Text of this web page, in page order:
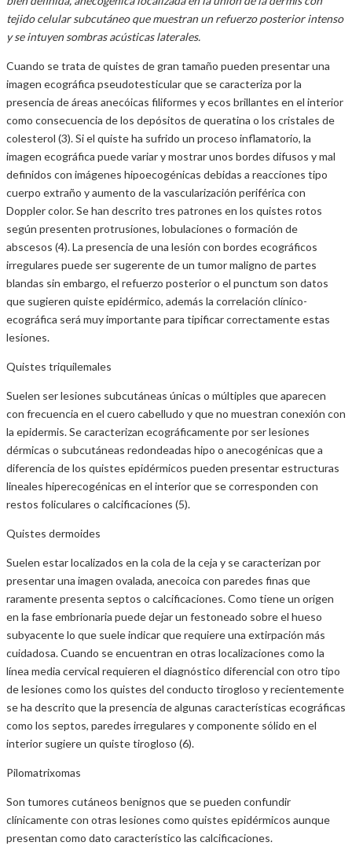
tejido celular subcutáneo que muestran un refuerzo posterior intenso
y se intuyen sombras acústicas laterales.
Cuando se trata de quistes de gran tamaño pueden presentar una
imagen ecográfica pseudotesticular que se caracteriza por la
presencia de áreas anecóicas filiformes y ecos brillantes en el interior
como consecuencia de los depósitos de queratina o los cristales de
colesterol (3). Si el quiste ha sufrido un proceso inflamatorio, la
imagen ecográfica puede variar y mostrar unos bordes difusos y mal
definidos con imágenes hipoecogénicas debidas a reacciones tipo
cuerpo extraño y aumento de la vascularización periférica con
Doppler color. Se han descrito tres patrones en los quistes rotos
según presenten protrusiones, lobulaciones o formación de
abscesos (4). La presencia de una lesión con bordes ecográficos
irregulares puede ser sugerente de un tumor maligno de partes
blandas sin embargo, el refuerzo posterior o el punctum son datos
que sugieren quiste epidérmico, además la correlación clínico-
ecográfica será muy importante para tipificar correctamente estas
lesiones.
Quistes triquilemales
Suelen ser lesiones subcutáneas únicas o múltiples que aparecen
con frecuencia en el cuero cabelludo y que no muestran conexión con
la epidermis. Se caracterizan ecográficamente por ser lesiones
dérmicas o subcutáneas redondeadas hipo o anecogénicas que a
diferencia de los quistes epidérmicos pueden presentar estructuras
lineales hiperecogénicas en el interior que se corresponden con
restos foliculares o calcificaciones (5).
Quistes dermoides
Suelen estar localizados en la cola de la ceja y se caracterizan por
presentar una imagen ovalada, anecoica con paredes finas que
raramente presenta septos o calcificaciones. Como tiene un origen
en la fase embrionaria puede dejar un festoneado sobre el hueso
subyacente lo que suele indicar que requiere una extirpación más
cuidadosa. Cuando se encuentran en otras localizaciones como la
línea media cervical requieren el diagnóstico diferencial con otro tipo
de lesiones como los quistes del conducto tirogloso y recientemente
se ha descrito que la presencia de algunas características ecográficas
como los septos, paredes irregulares y componente sólido en el
interior sugiere un quiste tirogloso (6).
Pilomatrixomas
Son tumores cutáneos benignos que se pueden confundir
clínicamente con otras lesiones como quistes epidérmicos aunque
presentan como dato característico las calcificaciones.